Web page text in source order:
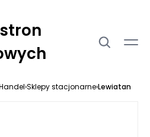
›Sklepy stacjonarne›Lewiatan